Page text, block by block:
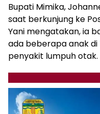
Bupati Mimika,
saat berkunjung ke
Yani mengatakan, ia
ada beberapa anak
penyakit lumpuh otak.